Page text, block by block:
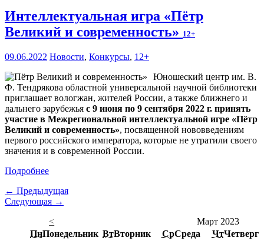
Интеллектуальная игра «Пётр
Великий и современность» 12+
09.06.2022 Новости, Конкурсы, 12+
Юношеский центр им. В.
Ф. Тендрякова областной универсальной научной библиотеки
приглашает вологжан, жителей России, а также ближнего и
дальнего зарубежья с 9 июня по 9 сентября 2022 г. принять
участие в Межрегиональной интеллектуальной игре «Пётр
Великий и современность», посвященной нововведениям
первого российского императора, которые не утратили своего
значения и в современной России.
Подробнее
← Предыдущая
Следующая →
<
Март 2023
ПнПонедельник ВтВторник СрСреда ЧтЧетверг